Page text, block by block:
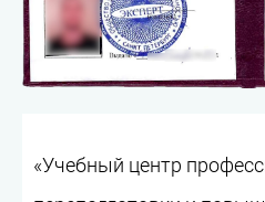
«Учебный центр